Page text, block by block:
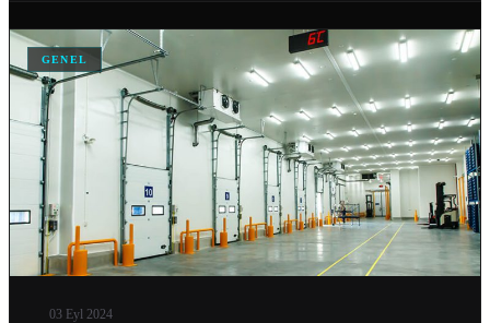
GENEL
03 Eyl 2024